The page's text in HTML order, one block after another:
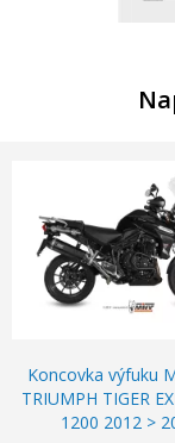
Koncovka výfuku
TRIUMPH TIGER
1200 2012 >